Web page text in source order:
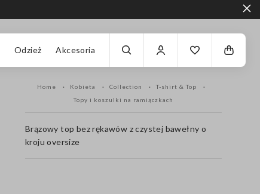
Odzież Akcesoria
Home Kobieta Collection
T-shirt & Top
Topy i koszulki na ramiączkach
Brązowy top bez rękawów z czystej bawełny o
kroju oversize